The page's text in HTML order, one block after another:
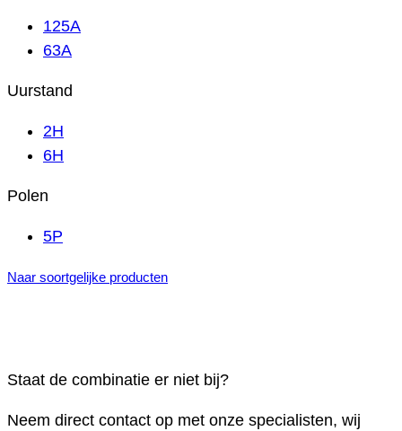
125A
63A
Uurstand
2H
6H
Polen
5P
Naar soortgelijke producten
Staat de combinatie er niet bij?
Neem direct contact op met onze specialisten, wij